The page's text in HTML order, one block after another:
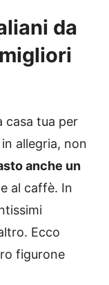
da
casa tua per
allegria, non
anche un
al caffè. In
Ecco
figurone